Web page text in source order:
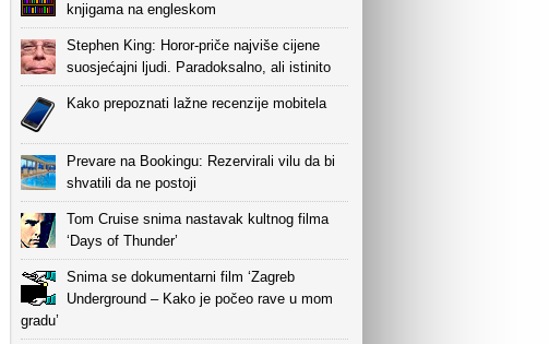
knjigama na engleskom
Stephen King: Horor-priče najviše cijene
suosjećajni ljudi. Paradoksalno, ali istinito
Kako prepoznati lažne recenzije mobitela
Prevare na Bookingu: Rezervirali vilu da bi
shvatili da ne postoji
Tom Cruise snima nastavak kultnog filma
‘Days of Thunder’
Snima se dokumentarni film ‘Zagreb
Underground – Kako je počeo rave u mom
gradu’